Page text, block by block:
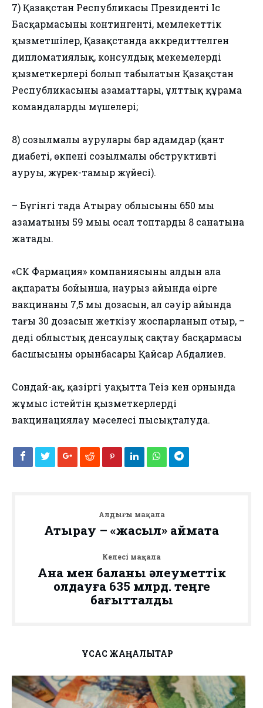
7) Қазақстан Республикасы Президенті Іс
Басқармасының контингенті, мемлекеттік
қызметшілер, Қазақстанда аккредиттелген
дипломатиялық, консулдық мекемелердің
қызметкерлері болып табылатын Қазақстан
Республикасының азаматтары, ұлттық құрама
командалардың мүшелері;
8) созылмалы аурулары бар адамдар (қант
диабеті, өкпенің созылмалы обструктивті
ауруы, жүрек-тамыр жүйесі).
– Бүгінгі таңда Атырау облысының 650 мың
азаматының 59 мыңы осал топтардың 8 санатына
жатады.
«СК Фармация» компаниясының алдын ала
ақпараты бойынша, наурыз айында өңірге
вакцинаның 7,5 мың дозасын, ал сәуір айында
тағы 30 дозасын жеткізу жоспарланып отыр, –
деді облыстық денсаулық сақтау басқармасы
басшысының орынбасары Қайсар Абдалиев.
Сондай-ақ, қазіргі уақытта Теңіз кен орнында
жұмыс істейтін қызметкерлерді
вакцинациялау мәселесі пысықталуда.
Алдыңғы мақала
Атырау – «жасыл» аймақта
Келесі мақала
Ана мен баланы әлеуметтік
қолдауға 635 млрд. теңге
бағытталды
ҰҚСАС ЖАҢАЛЫҚТАР